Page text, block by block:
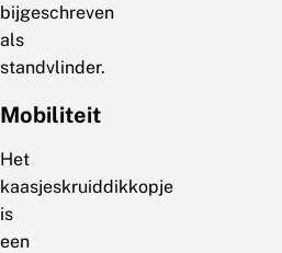
bijgeschreven
als
standvlinder.
Mobiliteit
Het
kaasjeskruiddikkopje
is
een